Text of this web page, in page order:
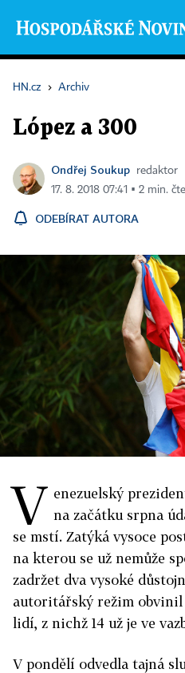
HN.cz › Archiv
López a 300
Ondřej Soukup
redaktor
17. 8. 2018 07:41 ▪ 2 min.
ODEBÍRAT AUTORA
V enezuelský
na začátku srpna
se mstí. Zatýká vysoce
na kterou se už nemůže
zadržet dva vysoké
autoritářský režim
lidí, z nichž 14 už je ve
V pondělí odvedla tajná